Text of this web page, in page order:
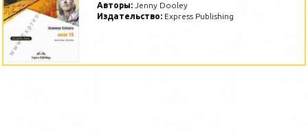
Авторы: Jenny Dooley
Издательство: Express Publishing